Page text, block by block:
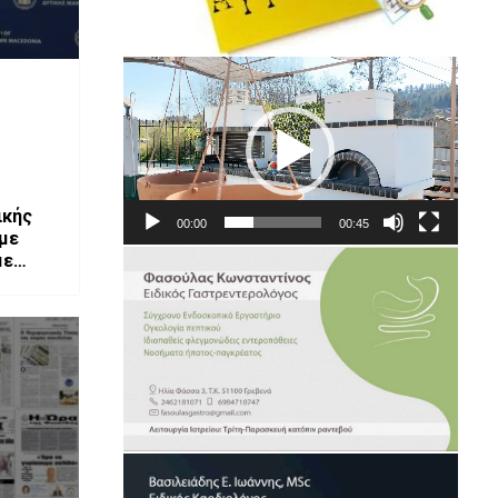
Πρόγραμμα
Αναπαραγωγής
Βίντεο
00:00 00:45